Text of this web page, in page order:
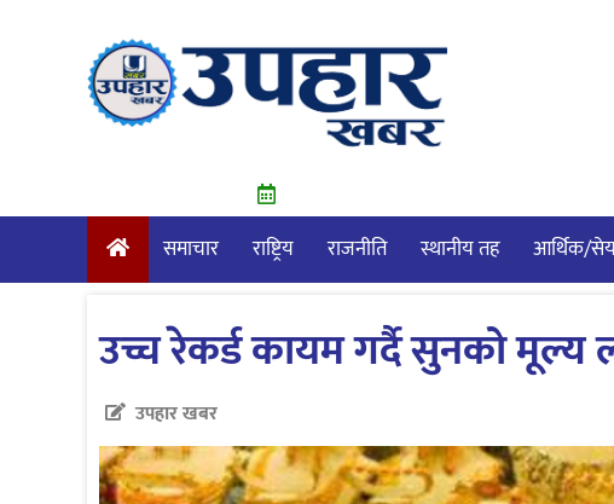
समाचार राष्ट्रिय राजनीति स्थानीय तह आर्थिक/
उच्च रेकर्ड कायम गर्दै सुनको मूल्य
उपहार खबर